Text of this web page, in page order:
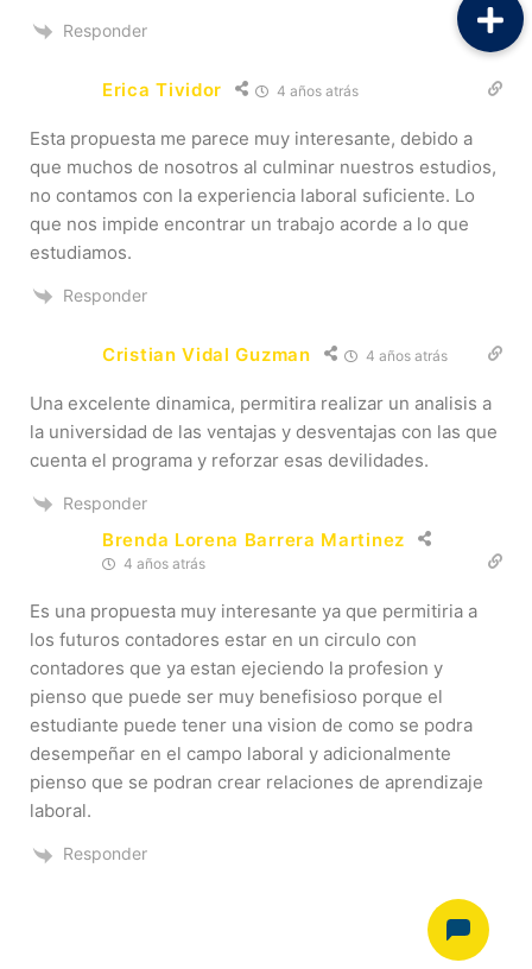
Responder
Erica Tividor 4 años atrás
Esta propuesta me parece muy interesante, debido a
que muchos de nosotros al culminar nuestros estudios,
no contamos con la experiencia laboral suficiente. Lo
que nos impide encontrar un trabajo acorde a lo que
estudiamos.
Responder
Cristian Vidal Guzman 4 años atrás
Una excelente dinamica, permitira realizar un analisis a
la universidad de las ventajas y desventajas con las que
cuenta el programa y reforzar esas devilidades.
Responder
Brenda Lorena Barrera Martinez
4 años atrás
Es una propuesta muy interesante ya que permitiria a
los futuros contadores estar en un circulo con
contadores que ya estan ejeciendo la profesion y
pienso que puede ser muy benefisioso porque el
estudiante puede tener una vision de como se podra
desempeñar en el campo laboral y adicionalmente
pienso que se podran crear relaciones de aprendizaje
laboral.
Responder